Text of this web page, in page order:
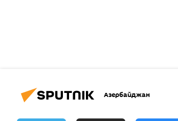
Азербайджан